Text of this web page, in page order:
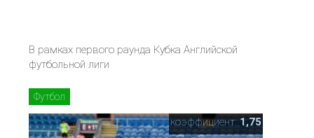
В рамках первого раунда Кубка Английской
футбольной лиги
Футбол
коэффициент: 1,75